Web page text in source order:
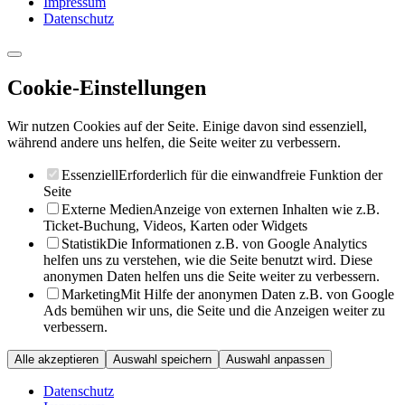
Datenschutz
Cookie-Einstellungen
Wir nutzen Cookies auf der Seite. Einige davon sind essenziell,
während andere uns helfen, die Seite weiter zu verbessern.
EssenziellErforderlich für die einwandfreie Funktion der
Seite
Externe MedienAnzeige von externen Inhalten wie z.B.
Ticket-Buchung, Videos, Karten oder Widgets
StatistikDie Informationen z.B. von Google Analytics
helfen uns zu verstehen, wie die Seite benutzt wird. Diese
anonymen Daten helfen uns die Seite weiter zu verbessern.
MarketingMit Hilfe der anonymen Daten z.B. von Google
Ads bemühen wir uns, die Seite und die Anzeigen weiter zu
verbessern.
Alle akzeptieren Auswahl speichern Auswahl anpassen
Datenschutz